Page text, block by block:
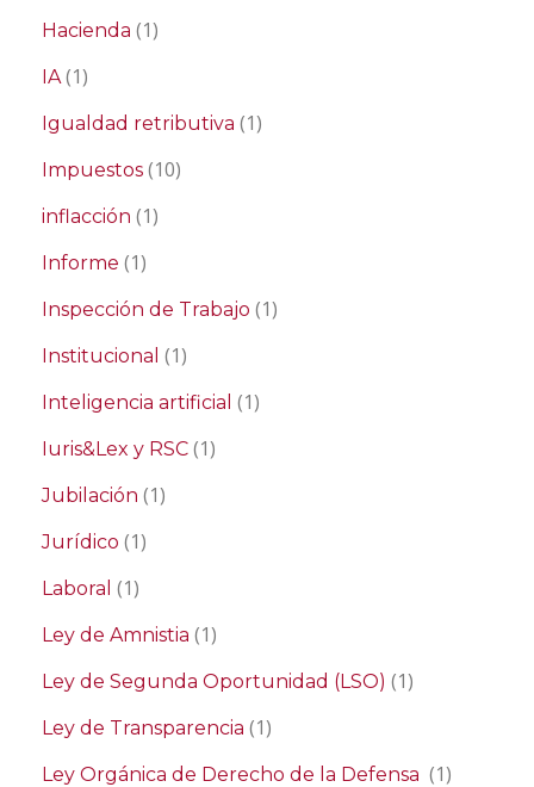
Hacienda (1)
IA(1)
Igualdad retributiva (1)
Impuestos (10)
inflacción (1)
Informe (1)
Inspección de Trabajo (1)
Institucional (1)
Inteligencia artificial (1)
Iuris&Lex y RSC (1)
Jubilación (1)
Jurídico (1)
Laboral (1)
Ley de Amnistia (1)
Ley de Segunda Oportunidad (LSO) (1)
Ley de Transparencia (1)
Ley Orgánica de Derecho de la Defensa (1)